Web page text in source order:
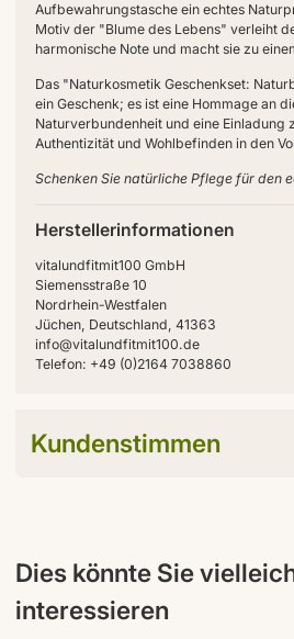
Aufbewahrungstasche ein echtes
Motiv der "Blume des Lebens" verleiht
harmonische Note und macht sie zu
Das "Naturkosmetik Geschenkset:
ein Geschenk; es ist eine Hommage an
Naturverbundenheit und eine Einladung
Authentizität und Wohlbefinden in den
Schenken Sie natürliche Pflege für den
Herstellerinformationen
vitalundfitmit100 GmbH
Siemensstraße 10
Nordrhein-Westfalen
Jüchen, Deutschland, 41363
info@vitalundfitmit100.de
Telefon: +49 (0)2164 7038860
Kundenstimmen
Dies könnte Sie
interessieren